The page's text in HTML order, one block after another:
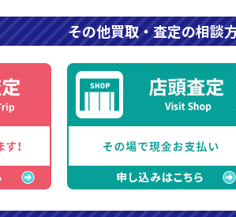
その他買取・査定の相談